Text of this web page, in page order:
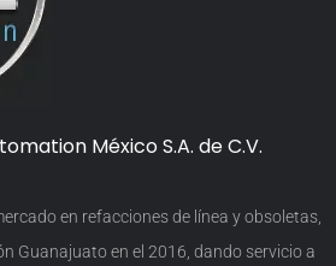
México S.A. de C.V.
en refacciones de línea y obsoletas,
Guanajuato en el 2016, dando servicio a